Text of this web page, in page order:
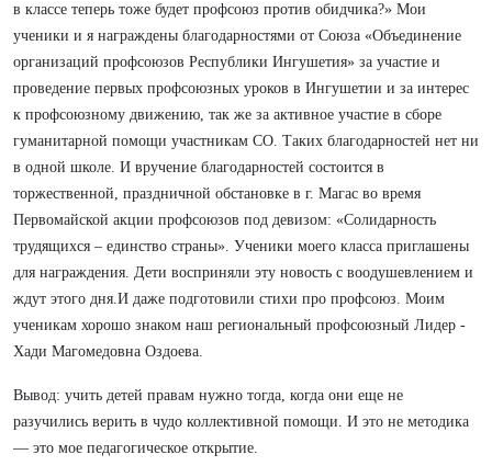
в классе теперь тоже будет профсоюз против обидчика?» Мои
ученики и я награждены благодарностями от Союза «Объединение
организаций профсоюзов Республики Ингушетия» за участие и
проведение первых профсоюзных уроков в Ингушетии и за интерес
к профсоюзному движению, так же за активное участие в сборе
гуманитарной помощи участникам СО. Таких благодарностей нет ни
в одной школе. И вручение благодарностей состоится в
торжественной, праздничной обстановке в г. Магас во время
Первомайской акции профсоюзов под девизом: «Солидарность
трудящихся – единство страны». Ученики моего класса приглашены
для награждения. Дети восприняли эту новость с воодушевлением и
ждут этого дня.И даже подготовили стихи про профсоюз. Моим
ученикам хорошо знаком наш региональный профсоюзный Лидер -
Хади Магомедовна Оздоева.
Вывод: учить детей правам нужно тогда, когда они еще не
разучились верить в чудо коллективной помощи. И это не методика
— это мое педагогическое открытие.